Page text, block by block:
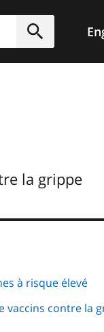
Soumettre
la grippe
à risque élevé
vaccins contre la